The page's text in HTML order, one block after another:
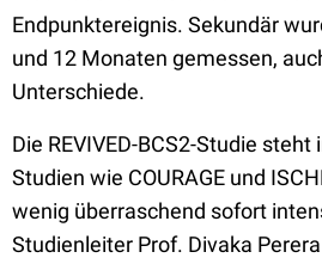
Endpunktereignis. Sekundär
und 12 Monaten gemessen,
Unterschiede.
Die REVIVED-BCS2-Studie
Studien wie COURAGE und
wenig überraschend sofort
Studienleiter Prof. Divaka